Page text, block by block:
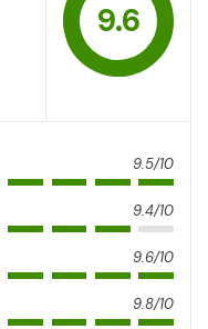
9.6
9.5/10
9.4/10
9.6/10
9.8/10